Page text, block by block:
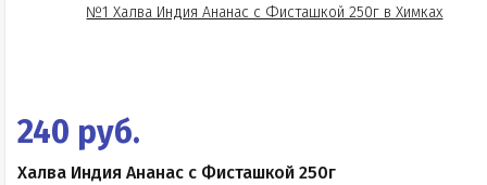
240 руб.
Халва Индия Ананас с Фисташкой 250г